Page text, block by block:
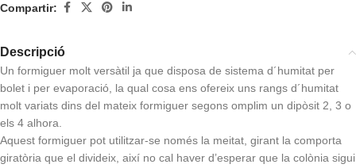
Compartir:
Descripció
Un formiguer molt versàtil ja que disposa de sistema d´humitat per
bolet i per evaporació, la qual cosa ens ofereix uns rangs d´humitat
molt variats dins del mateix formiguer segons omplim un dipòsit 2, 3 o
els 4 alhora.
Aquest formiguer pot utilitzar-se només la meitat, girant la comporta
giratòria que el divideix, així no cal haver d’esperar que la colònia sigui